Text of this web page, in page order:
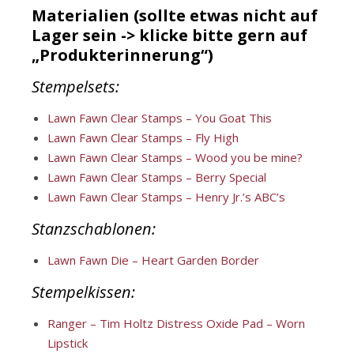
Materialien (sollte etwas nicht auf
Lager sein -> klicke bitte gern auf
„Produkterinnerung“)
Stempelsets:
Lawn Fawn Clear Stamps – You Goat This
Lawn Fawn Clear Stamps – Fly High
Lawn Fawn Clear Stamps – Wood you be mine?
Lawn Fawn Clear Stamps – Berry Special
Lawn Fawn Clear Stamps – Henry Jr.’s ABC’s
Stanzschablonen:
Lawn Fawn Die – Heart Garden Border
Stempelkissen:
Ranger – Tim Holtz Distress Oxide Pad – Worn
Lipstick